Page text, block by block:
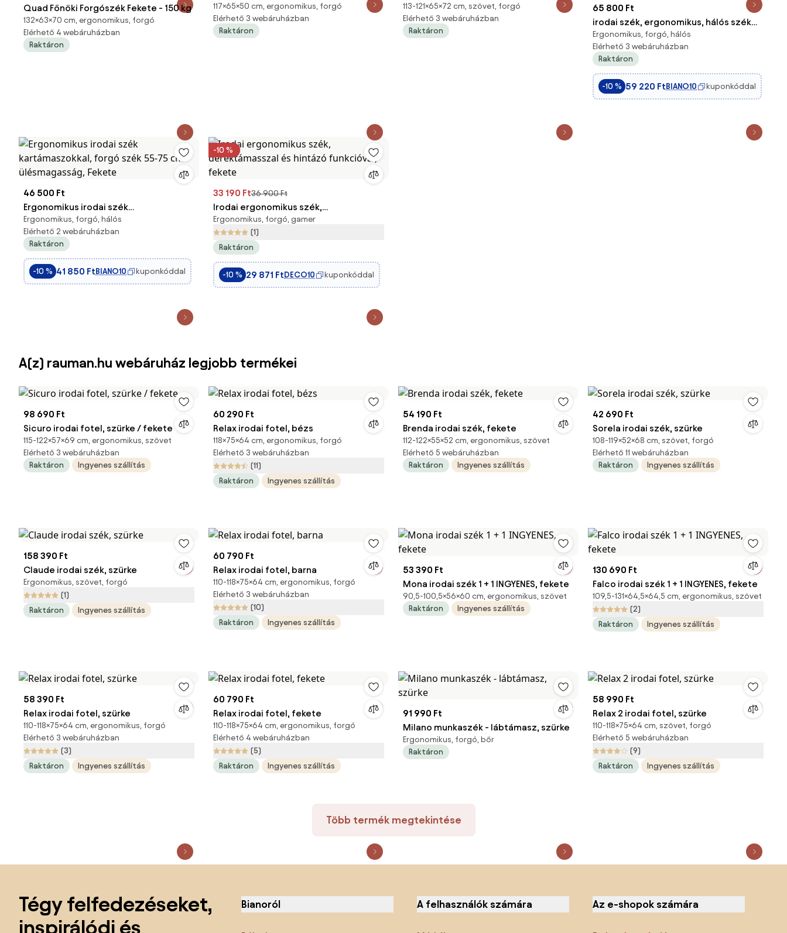
Quad Főnöki Forgószék Fekete - 150 kg
132×63×70 cm, ergonomikus, forgó
Elérhető 4 webáruházban
Raktáron
117×65×50 cm, ergonomikus, forgó
Elérhető 3 webáruházban
Raktáron
113-121×65×72 cm, szövet, forgó
Elérhető 3 webáruházban
Raktáron
65 800 Ft
irodai szék, ergonomikus, hálós szék
deréktámasszal és állítható
fejtámlával, fekete
Ergonomikus, forgó, hálós
Elérhető 3 webáruházban
Raktáron
-10 % 59 220 FtBIANO10 kuponkóddal
46 500 Ft
Ergonomikus irodai szék
kartámaszokkal, forgó szék 55-75 cm
ülésmagasság, Fekete
Ergonomikus, forgó, hálós
Elérhető 2 webáruházban
Raktáron
-10 % 41 850 FtBIANO10 kuponkóddal
-10 %
33 190 Ft36 900 Ft
Irodai ergonomikus szék,
deréktámasszal és hintázó funkcióval,
fekete
Ergonomikus, forgó, gamer
(1)
Raktáron
-10 % 29 871 FtDECO10 kuponkóddal
A(z) rauman.hu webáruház legjobb termékei
98 690 Ft
Sicuro irodai fotel, szürke / fekete
115-122×57×69 cm, ergonomikus, szövet
Elérhető 3 webáruházban
Raktáron
Ingyenes szállítás
60 290 Ft
Relax irodai fotel, bézs
118×75×64 cm, ergonomikus, forgó
Elérhető 3 webáruházban
(11)
Raktáron
Ingyenes szállítás
54 190 Ft
Brenda irodai szék, fekete
112-122×55×52 cm, ergonomikus, szövet
Elérhető 5 webáruházban
Raktáron
Ingyenes szállítás
42 690 Ft
Sorela irodai szék, szürke
108-119×52×68 cm, szövet, forgó
Elérhető 11 webáruházban
Raktáron
Ingyenes szállítás
158 390 Ft
Claude irodai szék, szürke
Ergonomikus, szövet, forgó
(1)
Raktáron
Ingyenes szállítás
60 790 Ft
Relax irodai fotel, barna
110-118×75×64 cm, ergonomikus, forgó
Elérhető 3 webáruházban
(10)
Raktáron
Ingyenes szállítás
53 390 Ft
Mona irodai szék 1 + 1 INGYENES, fekete
90,5-100,5×56×60 cm, ergonomikus, szövet
Raktáron
Ingyenes szállítás
130 690 Ft
Falco irodai szék 1 + 1 INGYENES, fekete
109,5-131×64,5×64,5 cm, ergonomikus, szövet
(2)
Raktáron
Ingyenes szállítás
58 390 Ft
Relax irodai fotel, szürke
110-118×75×64 cm, ergonomikus, forgó
Elérhető 3 webáruházban
(3)
Raktáron
Ingyenes szállítás
60 790 Ft
Relax irodai fotel, fekete
110-118×75×64 cm, ergonomikus, forgó
Elérhető 4 webáruházban
(5)
Raktáron
Ingyenes szállítás
91 990 Ft
Milano munkaszék - lábtámasz, szürke
Ergonomikus, forgó, bőr
Raktáron
58 990 Ft
Relax 2 irodai fotel, szürke
110-118×75×64 cm, szövet, forgó
Elérhető 5 webáruházban
(9)
Raktáron
Ingyenes szállítás
Több termék megtekintése
Tégy felfedezéseket,
inspirálódj és
Bianoról A felhasználók számára Az e-shopok számára